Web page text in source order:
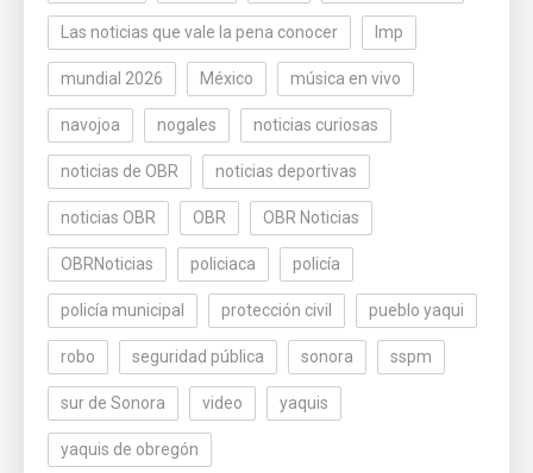
Las noticias que vale la pena conocer lmp
mundial 2026 México música en vivo
navojoa nogales noticias curiosas
noticias de OBR noticias deportivas
noticias OBR OBR OBR Noticias
OBRNoticias policiaca policía
policía municipal protección civil pueblo yaqui
robo seguridad pública sonora sspm
sur de Sonora video yaquis
yaquis de obregón